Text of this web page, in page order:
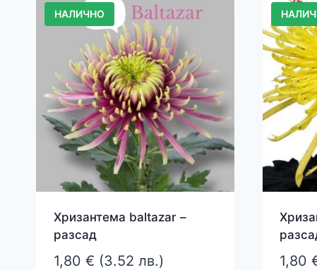
НАЛИЧНО
Хризантема baltazar –
разсад
1,80 € (3.52 лв.) 1,80